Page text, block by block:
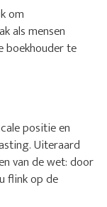
om
als mensen
boekhouder te
positie en
Uiteraard
van de wet: door
flink op de